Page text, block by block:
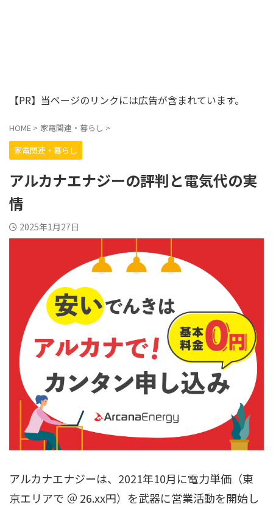
【PR】当ページのリンクには広告が含まれています。
HOME > 家電関連・暮らし >
家電関連・暮らし
アルカナエナジーの評判と電気代の実
情
2025年1月27日
アルカナエナジーは、2021年10月に電力単価（東
京エリアで ＠ 26.xx円）を武器に営業活動を開始し